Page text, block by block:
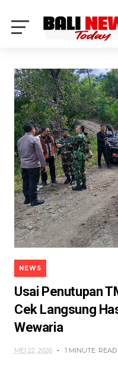
NEWS
Usai Penutupan
Cek Langsung
Wewaria
MEI 22, 2026 1 MINUTE READ